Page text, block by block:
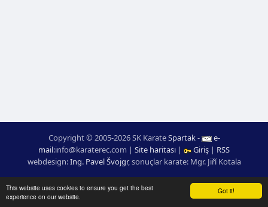
Got it!
This website uses cookies to ensure you get the best
experience on our website.
Copyright © 2005-2026 SK KarateSpartak-
e-
mail:moc.ceretarak@ofni | Site haritası | Giriş | RSS
webdesign:Ing. Pavel Švojgr,sonuçlar karate: Mgr. Jiří Kotala